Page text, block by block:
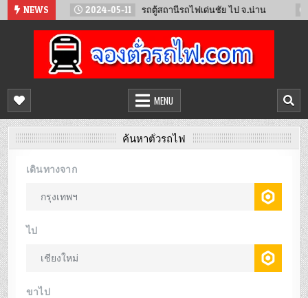
Skip NEWS 2024-05-11 รถตู้สถานีรถไฟเด่นชัย ไป จ.น่าน
จองตั๋วรถไฟออนไลน์
จำหน่ายตั๋วรถไฟล่วงหน้า จองได้ 24 ชั่วโมง
MENU
ค้นหาตั๋วรถไฟ